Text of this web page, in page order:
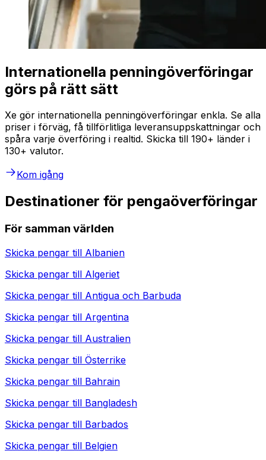
Internationella penningöverföringar
görs på rätt sätt
Xe gör internationella penningöverföringar enkla. Se alla
priser i förväg, få tillförlitliga leveransuppskattningar och
spåra varje överföring i realtid. Skicka till 190+ länder i
130+ valutor.
Kom igång
Destinationer för pengaöverföringar
För samman världen
Skicka pengar till Albanien
Skicka pengar till Algeriet
Skicka pengar till Antigua och Barbuda
Skicka pengar till Argentina
Skicka pengar till Australien
Skicka pengar till Österrike
Skicka pengar till Bahrain
Skicka pengar till Bangladesh
Skicka pengar till Barbados
Skicka pengar till Belgien